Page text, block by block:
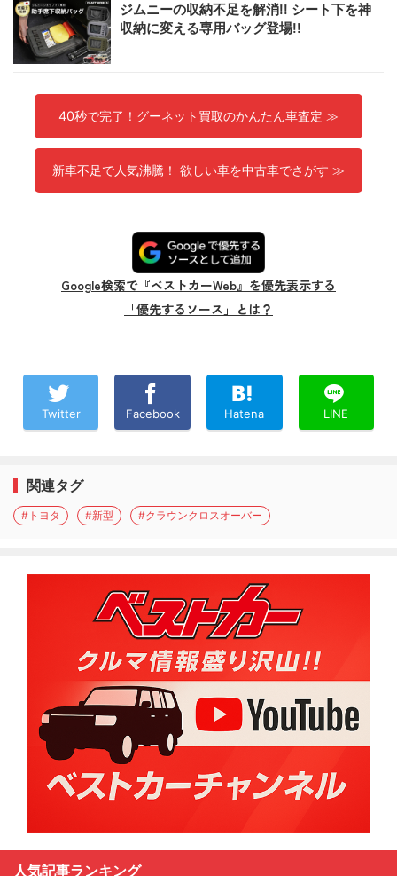
ジムニーの収納不足を解消!! シート下を神
収納に変える専用バッグ登場!!
40秒で完了！グーネット買取のかんたん車査定 ≫
新車不足で人気沸騰！ 欲しい車を中古車でさがす ≫
Google検索で『ベストカーWeb』を優先表示する
「優先するソース」とは？
Twitter Facebook Hatena LINE
関連タグ
#トヨタ #新型 #クラウンクロスオーバー
人気記事ランキング